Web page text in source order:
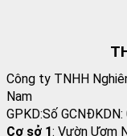
Công ty TNHH
Nam
GPKD:Số
Cơ sở 1: Vườn Ươm